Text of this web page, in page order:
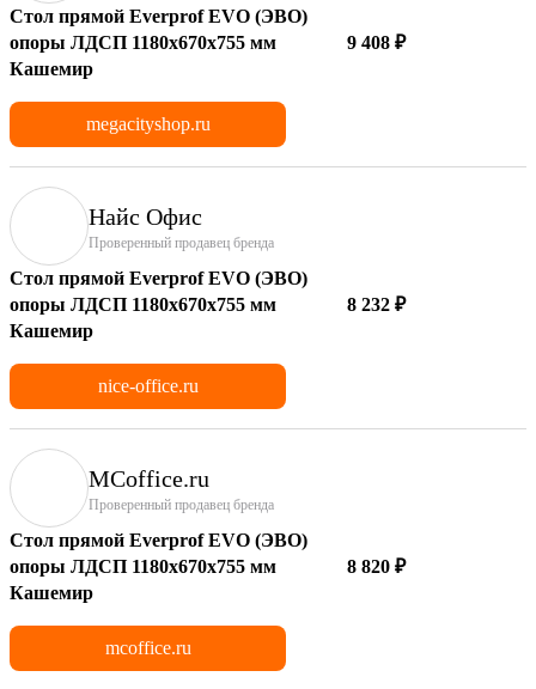
Стол прямой Everprof EVO (ЭВО)
опоры ЛДСП 1180х670х755 мм
Кашемир
9 408 ₽
megacityshop.ru
Найс Офис
Проверенный продавец бренда
Стол прямой Everprof EVO (ЭВО)
опоры ЛДСП 1180х670х755 мм
Кашемир
8 232 ₽
nice-office.ru
MCoffice.ru
Проверенный продавец бренда
Стол прямой Everprof EVO (ЭВО)
опоры ЛДСП 1180х670х755 мм
Кашемир
8 820 ₽
mcoffice.ru